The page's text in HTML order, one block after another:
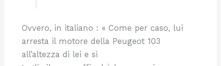
Ovvero, in italiano : « Come per caso, lui
arresta il motore della Peugeot 103
all’altezza di lei e si